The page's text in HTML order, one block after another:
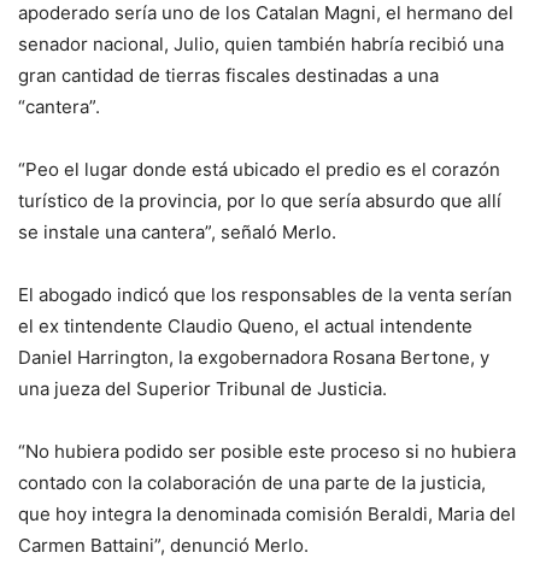
apoderado sería uno de los Catalan Magni, el hermano del
senador nacional, Julio, quien también habría recibió una
gran cantidad de tierras fiscales destinadas a una
“cantera”.
“Peo el lugar donde está ubicado el predio es el corazón
turístico de la provincia, por lo que sería absurdo que allí
se instale una cantera”, señaló Merlo.
El abogado indicó que los responsables de la venta serían
el ex tintendente Claudio Queno, el actual intendente
Daniel Harrington, la exgobernadora Rosana Bertone, y
una jueza del Superior Tribunal de Justicia.
“No hubiera podido ser posible este proceso si no hubiera
contado con la colaboración de una parte de la justicia,
que hoy integra la denominada comisión Beraldi, Maria del
Carmen Battaini”, denunció Merlo.